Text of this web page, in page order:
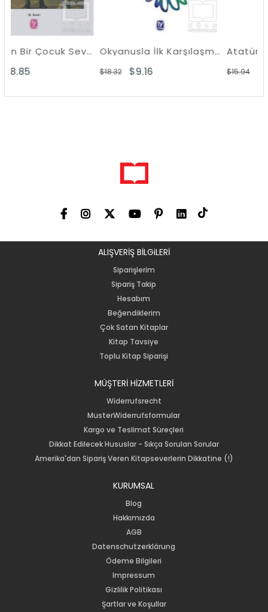
Şehirden Bir Çocuk Sevdin Yine Okyanusla İlk Karşılaşma
$9.16
Atatürk Şiirleri
$6.51
ALIŞVERİŞ BİLGiLERİ
Siparişlerim
Sipariş Takip
Hesabım
Beğendiklerim
Çok Satan Kitaplar
Kitap Tavsiye
Toplu Kitap Siparişi
MÜŞTERİ HİZMETLERİ
Widerrufsrecht
MusterWiderrufsformular
Kargo ve Teslimat Süreçleri
Dikkat Edilecek Hususlar - Sıkça Sorulan Sorular
Amerika'dan Sipariş Veren Kitapseverlerin Dikkatine (!)
KURUMSAL
Blog
Hakkımızda
AGB
Datenschutzerklärung
Ödeme Bilgileri
Impressum
Gizlilik Politikası
Şartlar ve Koşullar